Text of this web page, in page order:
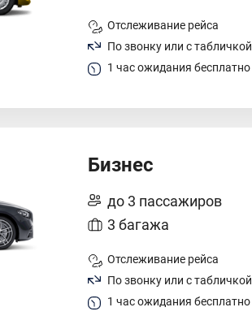
Отслеживание рейса
По звонку или с табличкой
1 час ожидания бесплатно
Бизнес
до 3 пассажиров
3 багажа
Отслеживание рейса
По звонку или с табличкой
1 час ожидания бесплатно